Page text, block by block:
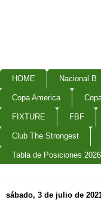
HOME Nacional B
Copa America
FIXTURE FBF
Club The Strongest
Tabla de Posiciones 2026
sábado, 3 de julio de